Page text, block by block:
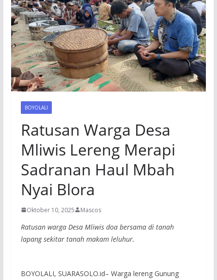
BOYOLALI
Ratusan Warga Desa
Mliwis Lereng Merapi
Sadranan Haul Mbah
Nyai Blora
Oktober 10, 2025 Mascos
Ratusan warga Desa Mliwis doa bersama di tanah
lapang sekitar tanah makam leluhur.
BOYOLALI, SUARASOLO.id– Warga lereng Gunung